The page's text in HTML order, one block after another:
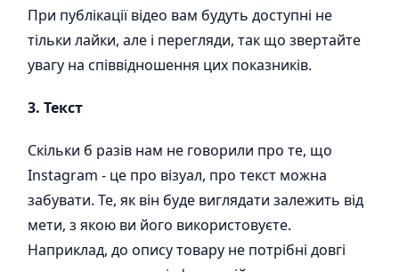
При публікації відео вам будуть доступні не
тільки лайки, але і перегляди, так що звертайте
увагу на співвідношення цих показників.
3. Текст
Скільки б разів нам не говорили про те, що
Instagram - це про візуал, про текст можна
забувати. Те, як він буде виглядати залежить від
мети, з якою ви його використовуєте.
Наприклад, до опису товару не потрібні довгі